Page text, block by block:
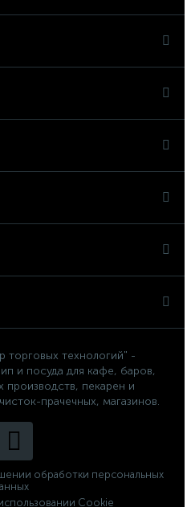
технологий" -
и посуда для кафе, баров,
производств, пекарен и
прачечных, магазинов.
обработки персональных
Cookie